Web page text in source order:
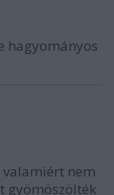
hagyományos
nem
gyömöszölték